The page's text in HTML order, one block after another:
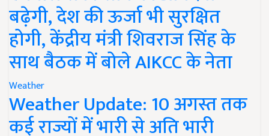
बढ़ेगी, देश की ऊर्जा भी सुरक्षित
होगी, केंद्रीय मंत्री शिवराज सिंह के
साथ बैठक में बोले AIKCC के नेता
Weather
Weather Update: 10 अगस्त तक
कई राज्यों में भारी से अति भारी